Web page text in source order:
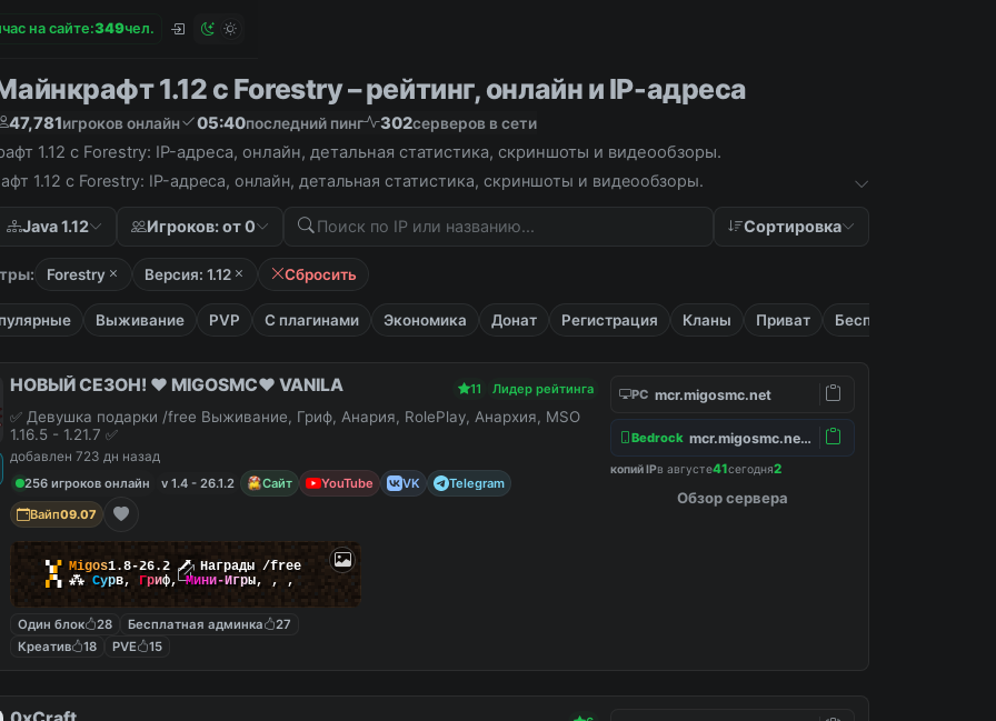
на сайте:349чел.
1.12 с Forestry – рейтинг, онлайн и IP-адреса
47,781игроков онлайн 05:40последний пинг 302серверов в сети
1.12 с Forestry: IP-адреса, онлайн, детальная статистика, скриншоты и видеообзоры.
1.12 с Forestry: IP-адреса, онлайн, детальная статистика, скриншоты и видеообзоры.
Java 1.12 Игроков: от 0 Сортировка
Forestry Версия: 1.12 Сбросить
Выживание PVP С плагинами Экономика Донат Регистрация Кланы Приват Бесплатные
НОВЫЙ СЕЗОН! ❤️ MIGOSMC❤️ VANILA 11 Лидер рейтинга
✅ Девушка подарки /free Выживание, Гриф, Анария, RolePlay, Анархия, MSO
1.16.5 - 1.21.7 ✅
добавлен 723 дн назад
256 игроков онлайн
v 1.4 - 26.1.2 Сайт YouTube VK
Telegram
Вайп09.07
▚▞ Migos1.8-26.2 🗡 Награды /free
▞▚ ⁂ Сурв, Гриф,Мини-Игры, , ,
Один блок 28 Бесплатная админка
27
Креатив
18 PVE 15
PC mcr.migosmc.net
Bedrock mcr.migosmc.net:19132
копий IPв августе41сегодня2
Обзор сервера